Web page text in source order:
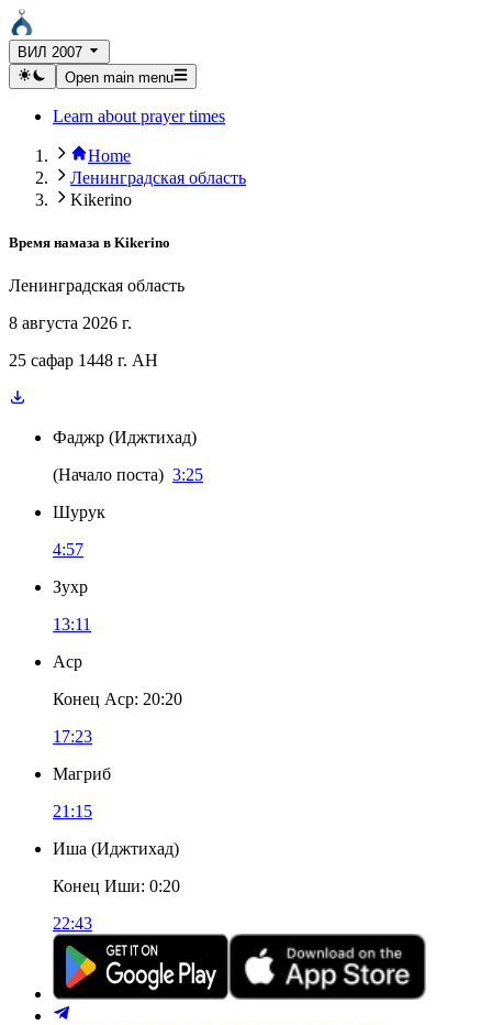
ВИЛ 2007
Open main menu
Learn about prayer times
Home
Ленинградская область
Kikerino
Время намаза в Kikerino
Ленинградская область
8 августа 2026 г.
25 сафар 1448 г. AH
Фаджр (Иджтихад)
(Начало поста) 3:25
Шурук
4:57
Зухр
13:11
Аср
Конец Аср: 20:20
17:23
Магриб
21:15
Иша (Иджтихад)
Конец Иши: 0:20
22:43